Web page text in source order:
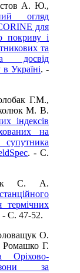
А. Ю.,
огляд
для
покриву і
та
досвід
Україні. -
Г.М.,
М. В.
індексів
на
. - C.
С. А.
термічних
- C. 47-52.
О.
Г.
Оріхово-
зони за